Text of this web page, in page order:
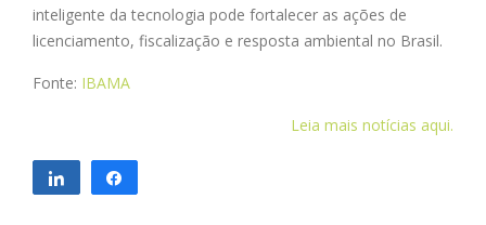
inteligente da tecnologia pode fortalecer as ações de
licenciamento, fiscalização e resposta ambiental no Brasil.
Fonte: IBAMA
Leia mais notícias aqui.
Compartilhar